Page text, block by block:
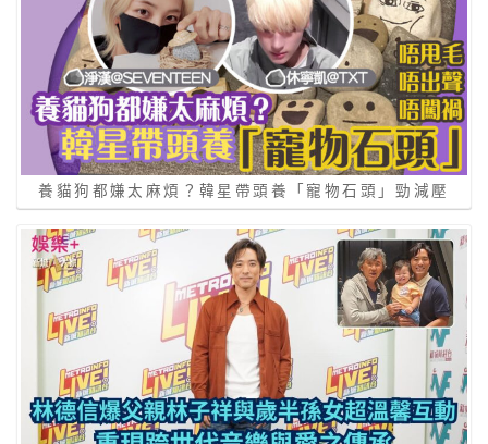
養貓狗都嫌太麻煩？韓星帶頭養「寵物石頭」勁減壓